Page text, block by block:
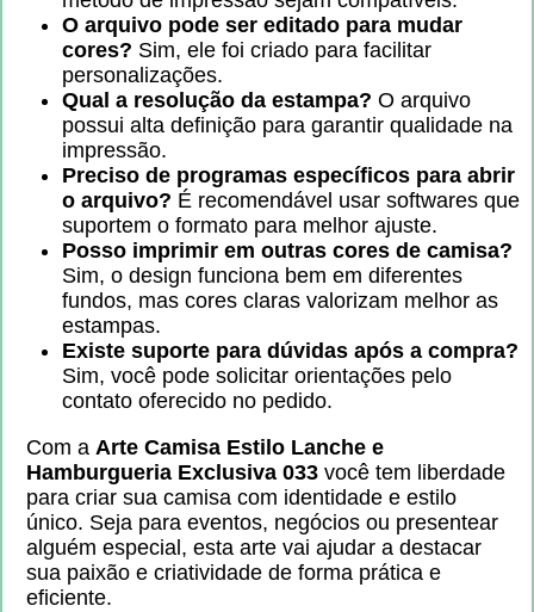
O arquivo pode ser editado para mudar
cores? Sim, ele foi criado para facilitar
personalizações.
Qual a resolução da estampa? O arquivo
possui alta definição para garantir qualidade na
impressão.
Preciso de programas específicos para abrir
o arquivo? É recomendável usar softwares que
suportem o formato para melhor ajuste.
Posso imprimir em outras cores de camisa?
Sim, o design funciona bem em diferentes
fundos, mas cores claras valorizam melhor as
estampas.
Existe suporte para dúvidas após a compra?
Sim, você pode solicitar orientações pelo
contato oferecido no pedido.
Com a Arte Camisa Estilo Lanche e
Hamburgueria Exclusiva 033 você tem liberdade
para criar sua camisa com identidade e estilo
único. Seja para eventos, negócios ou presentear
alguém especial, esta arte vai ajudar a destacar
sua paixão e criatividade de forma prática e
eficiente.